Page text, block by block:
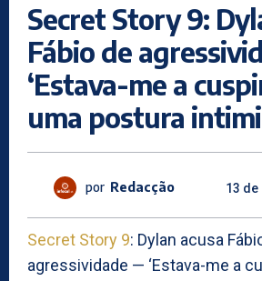
Secret Story 9:
Fábio de
‘Estava-me a
uma postura
por Redacção 13 de
Secret Story 9: Dylan acusa
agressividade — ‘Estava-me a